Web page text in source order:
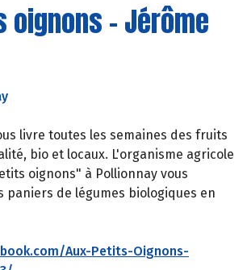
oignons - Jérôme
livre toutes les semaines des fruits
bio et locaux. L'organisme agricole
oignons" à Pollionnay vous
paniers de légumes biologiques en
Aux-Petits-Oignons-